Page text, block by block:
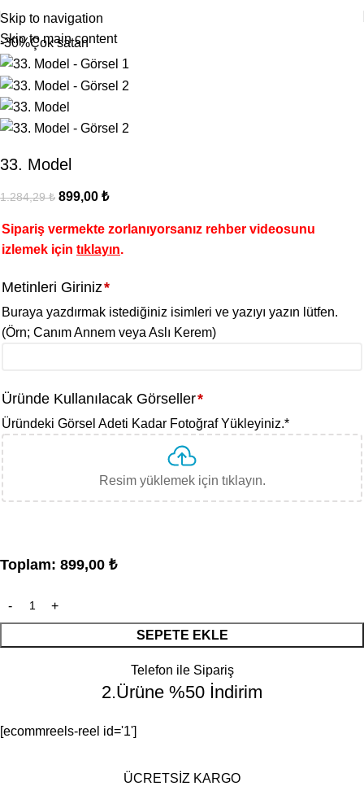
Skip to navigation
Skip to main content
-30%Çok satan
33. Model
1.284,29₺ 899,00 ₺
Sipariş vermekte zorlanıyorsanız rehber videosunu
izlemek için tıklayın.
Metinleri Giriniz*
Buraya yazdırmak istediğiniz isimleri ve yazıyı yazın lütfen.
(Örn; Canım Annem veya Aslı Kerem)
Üründe Kullanılacak Görseller*
Üründeki Görsel Adeti Kadar Fotoğraf Yükleyiniz.*
Resim yüklemek için tıklayın.
Toplam: 899,00 ₺
SEPETE EKLE
Telefon ile Sipariş
2.Ürüne %50 İndirim
[ecommreels-reel id='1']
ÜCRETSİZ KARGO